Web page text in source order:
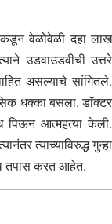
वेळोवेळी दहा लाख
उडवाउडवीची उत्तरे
असल्याचे सांगितले.
धक्का बसला. डाॅक्टर
पिऊन आत्महत्या केली.
त्याच्याविरुद्ध गुन्हा
तपास करत आहेत.